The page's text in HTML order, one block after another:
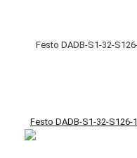
Festo DADB-S1-32-